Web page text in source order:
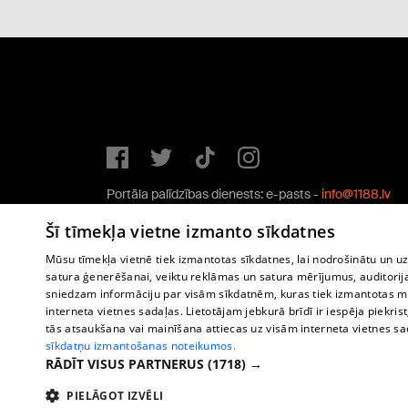
Portāla palīdzības dienests: e-pasts - info@1188.lv
Copyright © 2004-2026 SIA HELIO MEDIA.
Šī tīmekļa vietne izmanto sīkdatnes
Mūsu tīmekļa vietnē tiek izmantotas sīkdatnes, lai nodrošinātu un
satura ģenerēšanai, veiktu reklāmas un satura mērījumus,
sniedzam informāciju par visām sīkdatnēm, kuras tiek izmantotas
interneta vietnes sadaļas. Lietotājam jebkurā brīdī ir iespēja
tās atsaukšana vai mainīšana attiecas uz visām interneta vietnes
sīkdatņu izmantošanas noteikumos.
RĀDĪT VISUS PARTNERUS (1718) →
PIELĀGOT IZVĒLI